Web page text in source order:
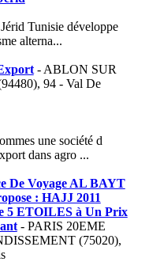
Tunisie développe
alterna...
- ABLON SUR
94 - Val De
une société d
dans agro ...
De Voyage AL BAYT
: HAJJ 2011
5 ETOILES à Un Prix
- PARIS 20EME
(75020),